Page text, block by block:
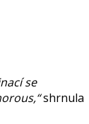
se
shrnula